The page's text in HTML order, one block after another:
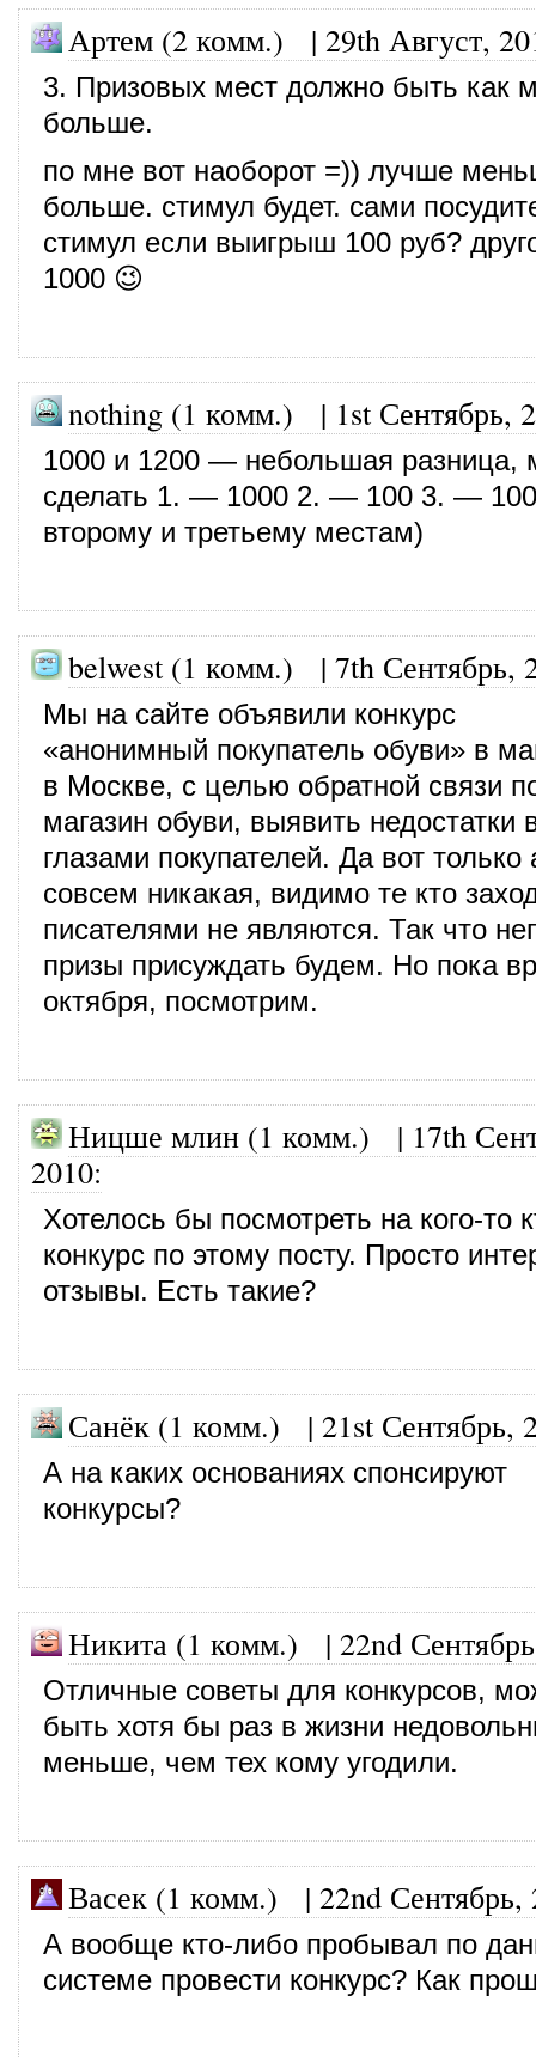
Артем (2 комм.) | 29th Август,
3. Призовых мест должно быть как
больше.
по мне вот наоборот =)) лучше
больше. стимул будет. сами
стимул если выигрыш 100 руб?
1000 😉
nothing (1 комм.) | 1st Сентябрь,
1000 и 1200 — небольшая разница,
сделать 1. — 1000 2. — 100 3. —
второму и третьему местам)
belwest (1 комм.) | 7th Сентябрь,
Мы на сайте объявили конкурс
«анонимный покупатель обуви» в
в Москве, с целью обратной связи
магазин обуви, выявить недостатки
глазами покупателей. Да вот только
совсем никакая, видимо те кто
писателями не являются. Так что
призы присуждать будем. Но пока
октября, посмотрим.
Ницше млин (1 комм.) | 17th
2010:
Хотелось бы посмотреть на кого-то
конкурс по этому посту. Просто
отзывы. Есть такие?
Санёк (1 комм.) | 21st Сентябрь,
А на каких основаниях спонсируют
конкурсы?
Никита (1 комм.) | 22nd
Отличные советы для конкурсов,
быть хотя бы раз в жизни
меньше, чем тех кому угодили.
Васек (1 комм.) | 22nd Сентябрь,
А вообще кто-либо пробывал по
системе провести конкурс? Как